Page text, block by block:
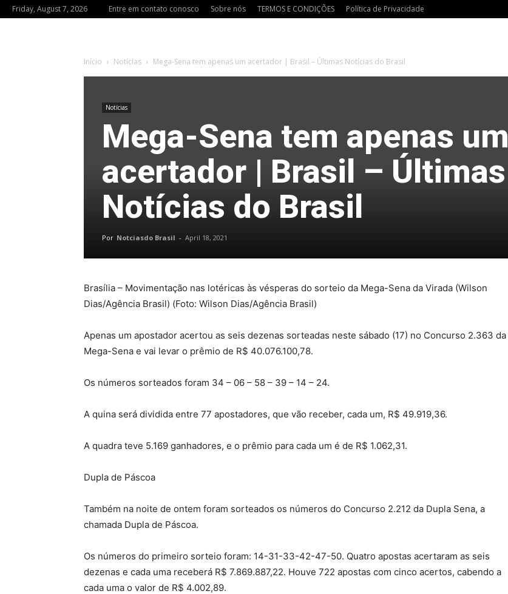
Friday, August 7, 2026 Entre em contato conosco Sobre nós TERMOS E CONDIÇÕES Política de Privacidade
Início Notícias Mega-Sena tem apenas um acertador | Brasil – Últimas Notícias do Brasil
Notícias
Mega-Sena tem apenas um
acertador | Brasil – Últimas
Notícias do Brasil
Por Notciasdo Brasil - April 18, 2021
Brasília – Movimentação nas lotéricas às vésperas do sorteio da Mega-Sena da Virada (Wilson
Dias/Agência Brasil) (Foto: Wilson Dias/Agência Brasil)
Apenas um apostador acertou as seis dezenas sorteadas neste sábado (17) no Concurso 2.363 da
Mega-Sena e vai levar o prêmio de R$ 40.076.100,78.
Os números sorteados foram 34 – 06 – 58 – 39 – 14 – 24.
A quina será dividida entre 77 apostadores, que vão receber, cada um, R$ 49.919,36.
A quadra teve 5.169 ganhadores, e o prêmio para cada um é de R$ 1.062,31.
Dupla de Páscoa
Também na noite de ontem foram sorteados os números do Concurso 2.212 da Dupla Sena, a
chamada Dupla de Páscoa.
Os números do primeiro sorteio foram: 14-31-33-42-47-50. Quatro apostas acertaram as seis
dezenas e cada uma receberá R$ 7.869.887,22. Houve 722 apostas com cinco acertos, cabendo a
cada uma o valor de R$ 4.002,89.